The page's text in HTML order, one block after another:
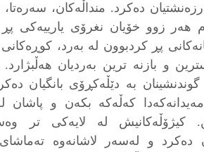
دەکرد. منداڵەکان،
هەر زوو خۆیان نغرۆی
پڕ کردبوون لە بەرد،
و بازنه ترین بەردیان
گوندنشینان بە دێڵەکڕۆی بانگیان
کەڵەکە بکەن و پاشان
کیژۆڵەکانیش لە لایەکی تر
دەکرد و لەسەر لاشانەوە